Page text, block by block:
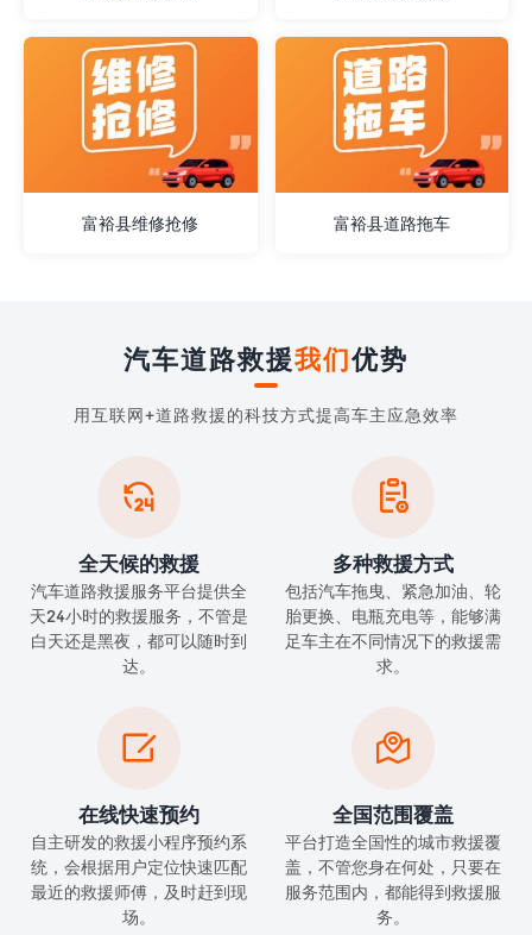
富裕县维修抢修 富裕县道路拖车
汽车道路救援我们优势
用互联网+道路救援的科技方式提高车主应急效率

全天候的救援
汽车道路救援服务平台提供全
天24小时的救援服务，不管是
白天还是黑夜，都可以随时到
达。

多种救援方式
包括汽车拖曳、紧急加油、轮
胎更换、电瓶充电等，能够满
足车主在不同情况下的救援需
求。

在线快速预约
自主研发的救援小程序预约系
统，会根据用户定位快速匹配
最近的救援师傅，及时赶到现
场。

全国范围覆盖
平台打造全国性的城市救援覆
盖，不管您身在何处，只要在
服务范围内，都能得到救援服
务。